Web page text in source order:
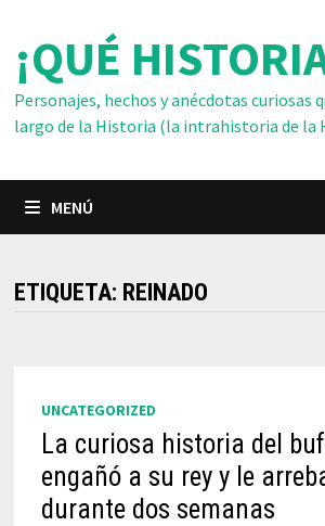
contenido
¡QUÉ
Personajes, hechos y anécdotas curiosas
largo de la Historia (la intrahistoria de la
MENÚ
ETIQUETA: REINADO
UNCATEGORIZED
La curiosa historia del
engañó a su rey y le
durante dos semanas